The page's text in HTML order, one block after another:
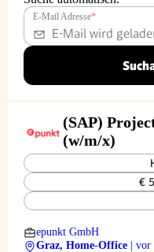
E-Mail Adresse*
(SAP)
(w/m/x)
€
epunkt GmbH
Graz, Home-Office
|